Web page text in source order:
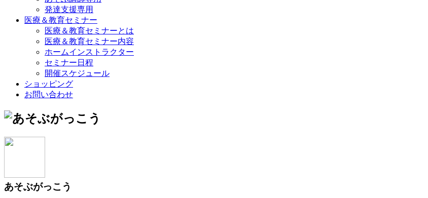
発達支援専用
医療＆教育セミナー
医療＆教育セミナーとは
医療＆教育セミナー内容
ホームインストラクター
セミナー日程
開催スケジュール
ショッピング
お問い合わせ
あそぶがっこう